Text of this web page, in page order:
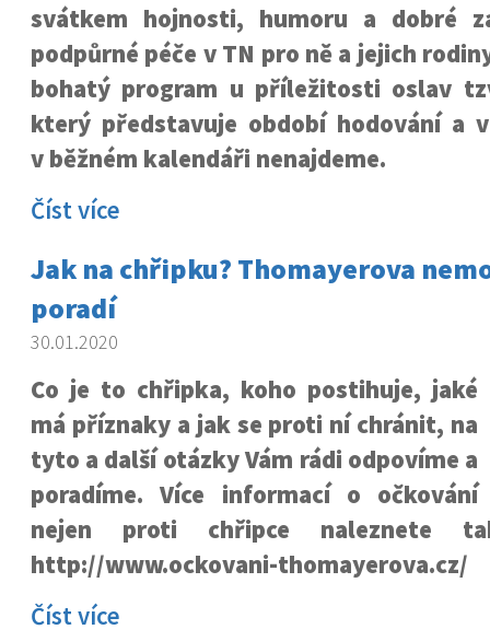
svátkem hojnosti, humoru a dobré
podpůrné péče v TN pro ně a jejich
bohatý program u příležitosti oslav
který představuje období hodování a
v běžném kalendáři nenajdeme.
Číst více
Jak na chřipku? Thomayerova
poradí
30.01.2020
Co je to chřipka, koho postihuje, jaké
má příznaky a jak se proti ní chránit, na
tyto a další otázky Vám rádi odpovíme a
poradíme. Více informací o očkování
nejen proti chřipce naleznete
http://www.ockovani-thomayerova.cz/
Číst více